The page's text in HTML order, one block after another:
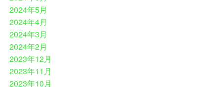
2024年5月
2024年4月
2024年3月
2024年2月
2023年12月
2023年11月
2023年10月